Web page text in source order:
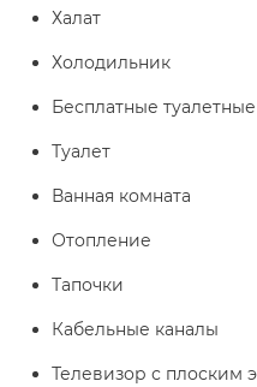
Халат
Холодильник
Бесплатные
Туалет
Ванная комната
Отопление
Тапочки
Кабельные каналы
Телевизор с плоским